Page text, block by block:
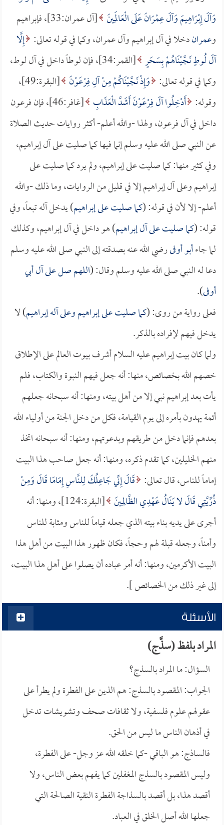
وَآلَ إِبْرَاهِيمَ وَآلَ عِمْرَانَ عَلَى الْعَالَمِينَ
[آل عمران:33]، فإبراهيم
وعمراندخلا في آل إبراهيم وآل عمران، وكما في قوله تعالى: إِلَّا
آلَ لُوطٍ نَجَّيْنَاهُمْ بِسَحَرٍ
[القمر:34]، فإن لوطاً داخل في آل لوط،
وكما في قوله تعالى: وَإِذْ نَجَّيْنَاكُمْ مِنْ آلِ فِرْعَوْنَ
[البقرة:49]،
وقوله: أَدْخِلُوا آلَ فِرْعَوْنَ أَشَدَّ الْعَذَابِ
[غافر:46]، فإن فرعون
داخل في آل فرعون، ولهذا -والله أعلم- أكثر روايات حديث الصلاة
عن النبي صلى الله عليه وسلم إنما فيها كما صليت على آل إبراهيم،
وفي كثير منها: كما صليت على إبراهيم، ولم يرد كما صليت على
إبراهيم وعلى آل إبراهيم إلا في قليل من الروايات، وما ذلك -والله
أعلم- إلا لأن في قوله: (كما صليت على إبراهيم) يدخل آله تبعاً، وفي
قوله: (كما صليت على آل إبراهيم) هو داخل في آل إبراهيم، وكذلك
لما جاءأبو أوفىرضي الله عنه بصدقته إلى النبي صلى الله عليه وسلم
دعا له النبي صلى الله عليه وسلم وقال: (اللهم صل على آل أبي
أوفى).
فعلى رواية من روى: (كما صليت على إبراهيم وعلى آله إبراهيم) لا
يدخل فيهم لإفراده بالذكر.
ولما كان بيت إبراهيم عليه السلام أشرف بيوت العالم على الإطلاق
خصهم الله بخصائص، منها: أنه جعل فيهم النبوة والكتاب، فلم
يأت بعد إبراهيم نبي إلا من أهل بيته، ومنها: أنه سبحانه جعلهم
أئمة يهدون بأمره إلى يوم القيامة، فكل من دخل الجنة من أولياء الله
بعدهم فإنما دخل من طريقهم وبدعوتهم، ومنها: أنه سبحانه اتخذ
منهم الخليلين، كما تقدم ذكره، ومنها: أنه جعل صاحب هذا البيت
إماماً للناس، قال تعالى: قَالَ إِنِّي جَاعِلُكَ لِلنَّاسِ إِمَامًا قَالَ وَمِنْ
ذُرِّيَّتِي قَالَ لا يَنَالُ عَهْدِي الظَّالِمِينَ
[البقرة:124]، ومنها: أنه
أجرى على يديه بناء بيته الذي جعله قياماً للناس ومثابة للناس
وأمناً، وجعله قبلة لهم وحجاً، فكان ظهور هذا البيت من أهل هذا
البيت الأكرمين، ومنها: أنه أمر عباده أن يصلوا على أهل هذا البيت،
إلى غير ذلك من الخصائص ].
الأسئلة
المراد بلفظ (سذَّج)
السؤال: ما المراد بالسذج؟
الجواب: المقصود بالسذج: هم الذين على الفطرة ولم يطرأ على
عقولهم علوم فلسفية، ولا ثقافات صحف وتشويشات تدخل
في أذهان الناس ما ليس من الحق.
فالساذج: هو الباقي -كما خلقه الله عز وجل- على الفطرة،
وليس المقصود بالسذج المغفلين كما يفهم بعض الناس، ولا
أقصد هذا، بل أقصد بالسذاجة الفطرة النقية الصالحة التي
جعلها الله أصل الخلق في العباد.